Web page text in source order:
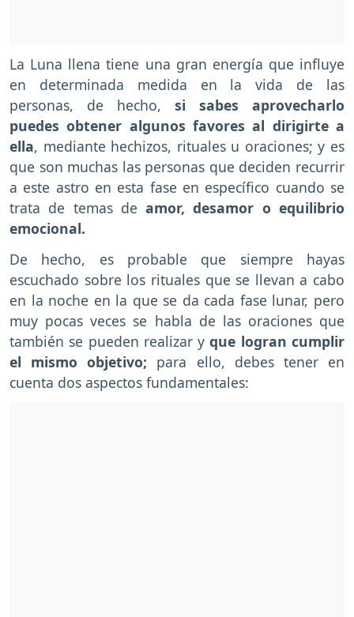
La Luna llena tiene una gran energía que influye
en determinada medida en la vida de las
personas, de hecho, si sabes aprovecharlo
puedes obtener algunos favores al dirigirte a
ella, mediante hechizos, rituales u oraciones; y es
que son muchas las personas que deciden recurrir
a este astro en esta fase en específico cuando se
trata de temas de amor, desamor o equilibrio
emocional.
De hecho, es probable que siempre hayas
escuchado sobre los rituales que se llevan a cabo
en la noche en la que se da cada fase lunar, pero
muy pocas veces se habla de las oraciones que
también se pueden realizar yque logran cumplir
el mismo objetivo; para ello, debes tener en
cuenta dos aspectos fundamentales: